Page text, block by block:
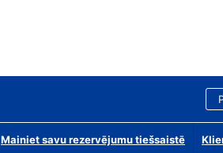
Mainiet savu rezervējumu tiešsaistē